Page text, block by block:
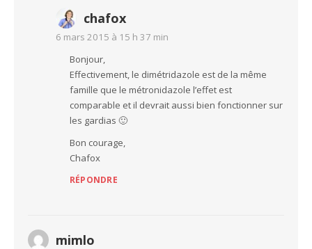
chafox
6 mars 2015 à 15 h 37 min
Bonjour,
Effectivement, le dimétridazole est de la même
famille que le métronidazole l’effet est
comparable et il devrait aussi bien fonctionner sur
les gardias 🙂
Bon courage,
Chafox
RÉPONDRE
mimlo